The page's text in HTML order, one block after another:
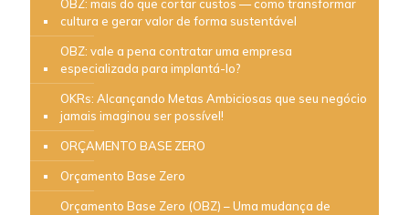
OBZ: mais do que cortar custos — como transformar
cultura e gerar valor de forma sustentável
OBZ: vale a pena contratar uma empresa
especializada para implantá-lo?
OKRs: Alcançando Metas Ambiciosas que seu negócio
jamais imaginou ser possível!
ORÇAMENTO BASE ZERO
Orçamento Base Zero
Orçamento Base Zero (OBZ) – Uma mudança de